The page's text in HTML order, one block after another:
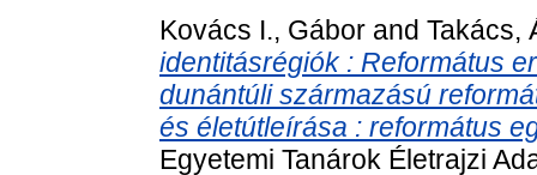
Kovács I., Gábor and Takács,
identitásrégiók : Református
dunántúli származású
és életútleírása : református
Egyetemi Tanárok Életrajzi